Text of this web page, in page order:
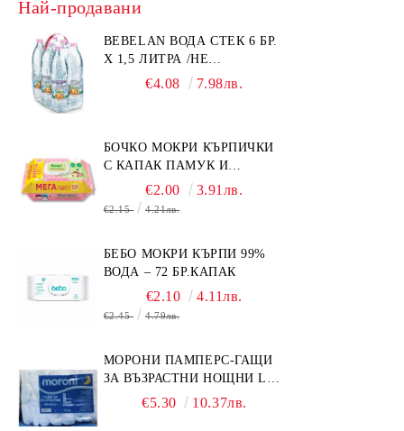
Най-продавани
BEBELAN ВОДА СТЕК 6 БР.
Х 1,5 ЛИТРА /НЕ
ИЗПРАЩАМЕ С КУРИЕР/
€4.08 7.98лв.
БОЧКО МОКРИ КЪРПИЧКИ
С КАПАК ПАМУК И
СМРАДЛИКА 120БР.
€2.00 3.91лв.
€2.15 4.21лв.
БЕБО МОКРИ КЪРПИ 99%
ВОДА – 72 БР.КАПАК
€2.10 4.11лв.
€2.45 4.79лв.
МОРОНИ ПАМПЕРС-ГАЩИ
ЗА ВЪЗРАСТНИ НОЩНИ L
НОЩНИ X 10БР.
€5.30 10.37лв.